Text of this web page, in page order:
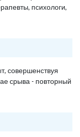
психологи,
совершенствуя
срыва - повторный